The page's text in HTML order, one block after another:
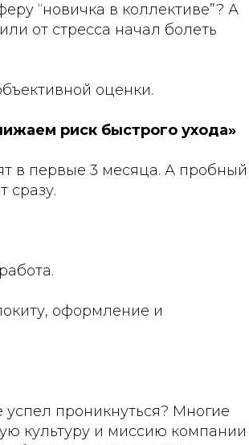
“новичка в коллективе”? А
от стресса начал болеть
оценки.
риск быстрого ухода»
в первые 3 месяца. А пробный
сразу.
оформление и
проникнуться? Многие
культуру и миссию компании